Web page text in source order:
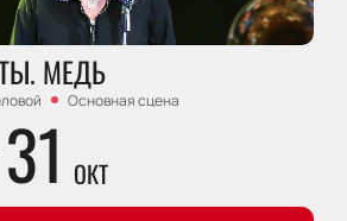
МЕДЬ
Основная сцена
31 ОКТ